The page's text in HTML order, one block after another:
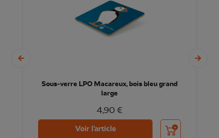
Sous-verre LPO Macareux, bois bleu grand
large
4,90 €
Voir l'article Ajouter au panier